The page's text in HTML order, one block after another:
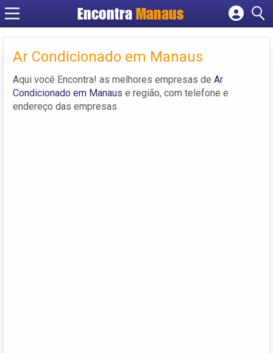
Encontra Manaus
Cadastrar empresa
Criar conta
Ar Condicionado em Manaus
Aqui você Encontra! as melhores empresas de Ar
Condicionado em Manaus e região, com telefone e
endereço das empresas.